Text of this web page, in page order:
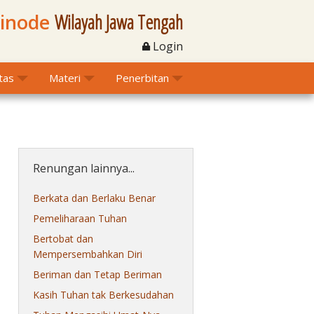
Wilayah Jawa Tengah
Login
Materi Penerbitan
Renungan lainnya...
Berkata dan Berlaku Benar
Pemeliharaan Tuhan
Bertobat dan
Mempersembahkan Diri
Beriman dan Tetap Beriman
Kasih Tuhan tak Berkesudahan